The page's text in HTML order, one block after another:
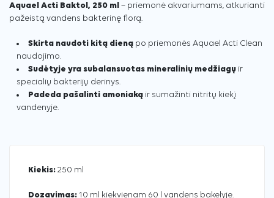
Aquael Acti Baktol, 250 ml – priemonė akvariumams, atkurianti
pažeistą vandens bakterinę florą.
Skirta naudoti kitą dieną po priemonės Aquael Acti Clean
naudojimo.
Sudėtyje yra subalansuotas mineralinių medžiagų ir
specialių bakterijų derinys.
Padeda pašalinti amoniaką ir sumažinti nitritų kiekį
vandenyje.
Kiekis: 250 ml
Dozavimas: 10 ml kiekvienam 60 l vandens bakelyje.